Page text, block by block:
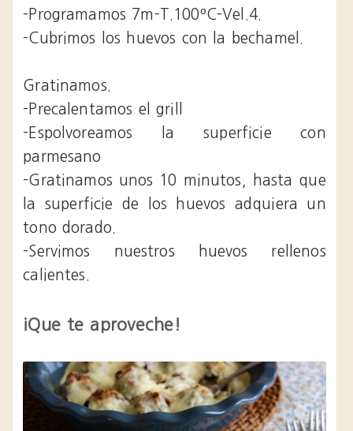
-Programamos 7m-T.100ºC-Vel.4.
-Cubrimos los huevos con la bechamel.
Gratinamos.
-Precalentamos el grill
-Espolvoreamos la superficie con
parmesano
-Gratinamos unos 10 minutos, hasta que
la superficie de los huevos adquiera un
tono dorado.
-Servimos nuestros huevos rellenos
calientes.
¡Que te aproveche!